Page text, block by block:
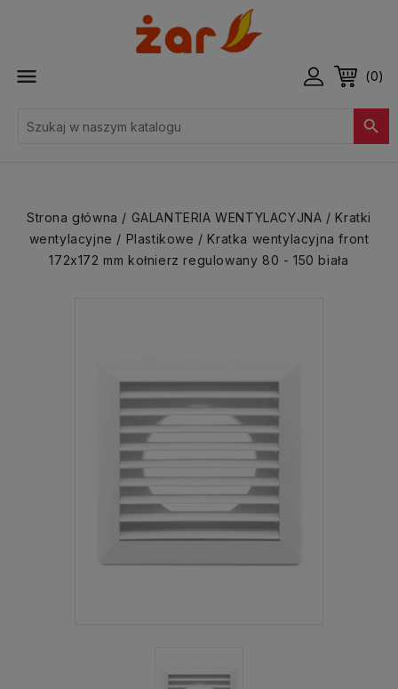
 (0)

Strona główna GALANTERIA WENTYLACYJNA
Kratki
wentylacyjne
Plastikowe
Kratka wentylacyjna front
172x172 mm kołnierz regulowany 80 - 150 biała